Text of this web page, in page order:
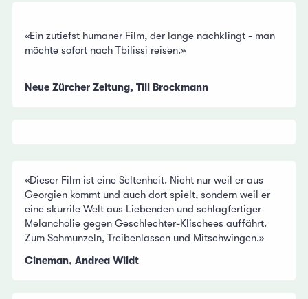
«Ein zutiefst humaner Film, der lange nachklingt - man
möchte sofort nach Tbilissi reisen.»
Neue Zürcher Zeitung, Till Brockmann
«Dieser Film ist eine Seltenheit. Nicht nur weil er aus
Georgien kommt und auch dort spielt, sondern weil er
eine skurrile Welt aus Liebenden und schlagfertiger
Melancholie gegen Geschlechter-Klischees auffährt.
Zum Schmunzeln, Treibenlassen und Mitschwingen.»
Cineman, Andrea Wildt